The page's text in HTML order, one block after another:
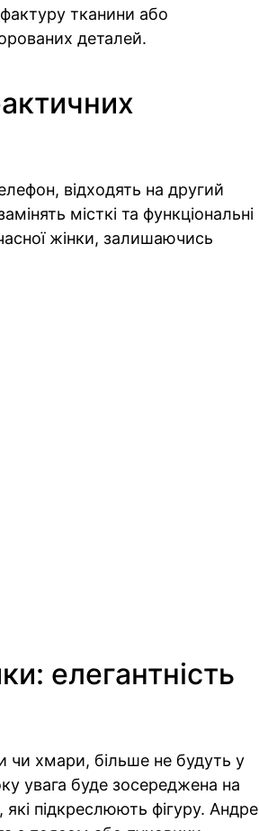
тканини або
деталей.
відходять на другий
місткі та функціональні
жінки, залишаючись
елегантність
чи хмари, більше не будуть у
увага буде зосереджена на
підкреслюють фігуру. Андре